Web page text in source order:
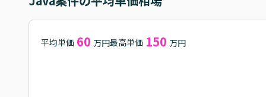
平均単価 60 万円最高単価 150 万円